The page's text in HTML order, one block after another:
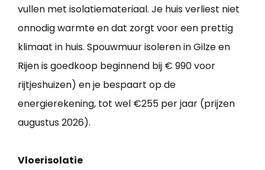
vullen met isolatiemateriaal. Je huis verliest niet
onnodig warmte en dat zorgt voor een prettig
klimaat in huis. Spouwmuur isoleren in Gilze en
Rijen is goedkoop beginnend bij € 990 voor
rijtjeshuizen) en je bespaart op de
energierekening, tot wel €255 per jaar (prijzen
augustus 2026).
Vloerisolatie